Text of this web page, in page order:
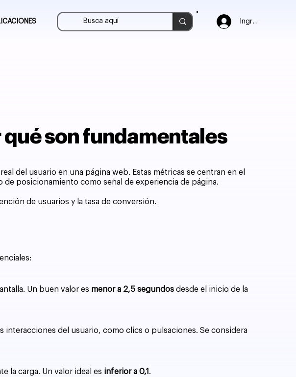
Ingresar
qué son fundamentales
del usuario en una página web. Estas métricas se centran en el
posicionamiento como señal de experiencia de página.
de usuarios y la tasa de conversión.
Un buen valor es menor a 2,5 segundos desde el inicio de la
interacciones del usuario, como clics o pulsaciones. Se considera
la carga. Un valor ideal es inferior a 0,1 .